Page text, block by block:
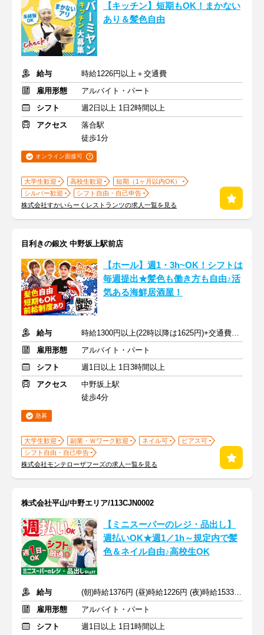
【キッチン】短期もOK！まかない
あり＆髪色自由
給与
時給1226円以上＋交通費
雇用形態
アルバイト・パート
シフト
週2日以上 1日2時間以上
アクセス
落合駅
徒歩1分
オンライン面接可
大学生歓迎 高校生歓迎
短期（1ヶ月以内OK）
シルバー歓迎
シフト自由・自己申告
株式会社すかいらーくレストランツの求人一覧を見る
目利きの銀次 中野坂上駅前店
【ホール】週1・3h~OK！シフトは
毎週提出★髪色も働き方も自由♪活
気ある海鮮居酒屋！
給与
時給1300円以上(22時以降は1625円)+交通費規定内支給
雇用形態
アルバイト・パート
シフト
週1日以上 1日3時間以上
アクセス
中野坂上駅
徒歩4分
急募
大学生歓迎 副業・Ｗワーク歓迎 ネイル可
ピアス可
シフト自由・自己申告
株式会社モンテローザフーズの求人一覧を見る
株式会社平山/中野エリア/113CJN0002
【ミニスーパーのレジ・品出し】
週払いOK★週1／1h～規定内で髪
色＆ネイル自由♪高校生OK
給与
(朝)時給1376円 (昼)時給1226円 (夜)時給1533円＋交通費
雇用形態
アルバイト・パート
シフト
週1日以上 1日1時間以上